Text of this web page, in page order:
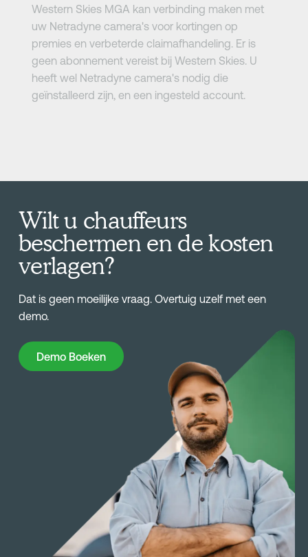
Western Skies MGA kan verbinding maken met
uw Netradyne camera's voor kortingen op
premies en verbeterde claimafhandeling. Er is
geen abonnement vereist bij Western Skies. U
heeft wel Netradyne camera's nodig die
geïnstalleerd zijn, en een ingesteld account.
Wilt u chauffeurs
beschermen en de kosten
verlagen?
Dat is geen moeilijke vraag. Overtuig uzelf met een
demo.
Demo Boeken
Demo Boeken